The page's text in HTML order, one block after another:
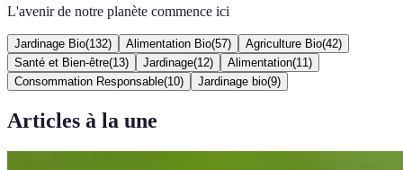
L'avenir de notre planète commence ici
Jardinage Bio(132) Alimentation Bio(57) Agriculture Bio(42)
Santé et Bien-être(13) Jardinage(12) Alimentation(11 )
Consommation Responsable(10) Jardinage bio(9)
Articles à la une